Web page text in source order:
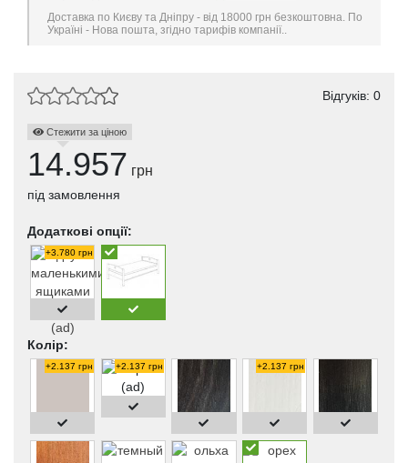
Доставка по Києву та Дніпру - від 18000 грн безкоштовна. По
Україні - Нова пошта, згідно тарифів компанії..
Відгуків: 0
Стежити за ціною
14.957 грн
під замовлення
Додаткові опції:
+3.780 грн
Колір:
+2.137 грн +2.137 грн +2.137 грн